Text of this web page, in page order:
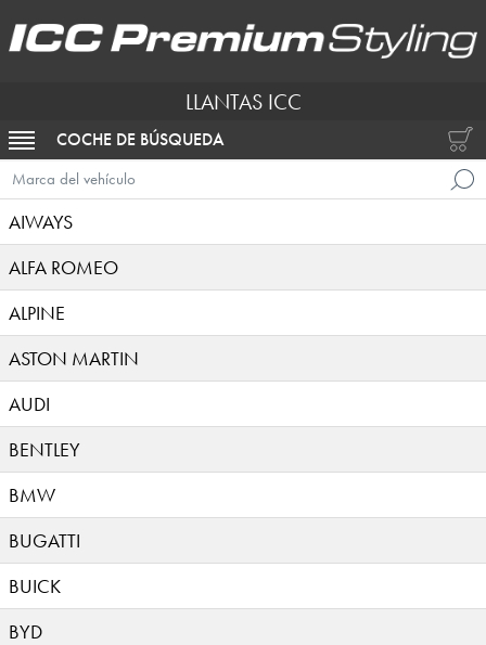
LLANTAS ICC
ACTIVAR NAVEGACIÓN
COCHE DE BÚSQUEDA
Marca del vehículo
AIWAYS
ALFA ROMEO
ALPINE
ASTON MARTIN
AUDI
BENTLEY
BMW
BUGATTI
BUICK
BYD